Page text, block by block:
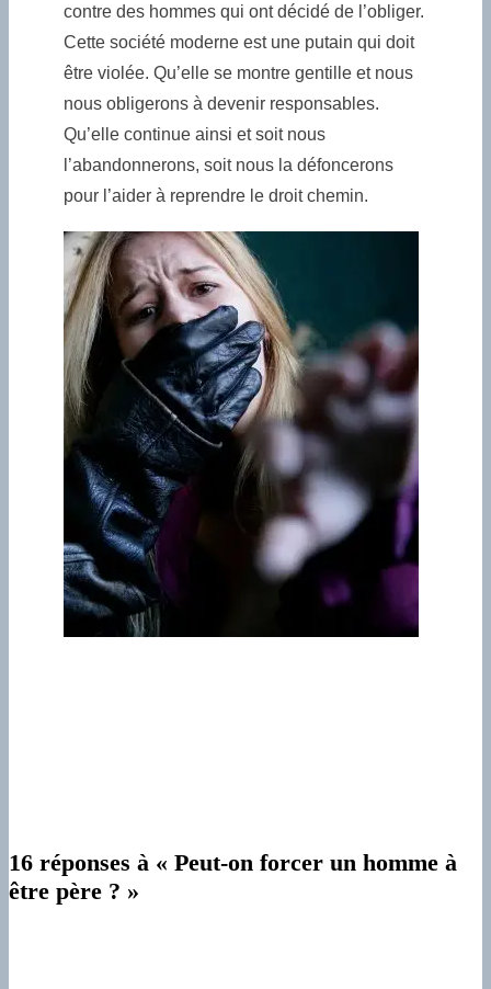
contre des hommes qui ont décidé de l’obliger.
Cette société moderne est une putain qui doit
être violée. Qu’elle se montre gentille et nous
nous obligerons à devenir responsables.
Qu’elle continue ainsi et soit nous
l’abandonnerons, soit nous la défoncerons
pour l’aider à reprendre le droit chemin.
16 réponses à « Peut-on forcer un homme à
être père ? »